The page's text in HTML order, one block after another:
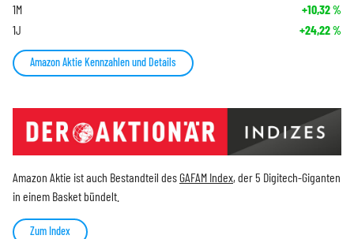
1M +10,32%
1J +24,22%
Amazon Aktie Kennzahlen und Details
Amazon Aktie ist auch Bestandteil desGAFAM Index, der 5 Digitech-Giganten
in einem Basket bündelt.
Zum Index